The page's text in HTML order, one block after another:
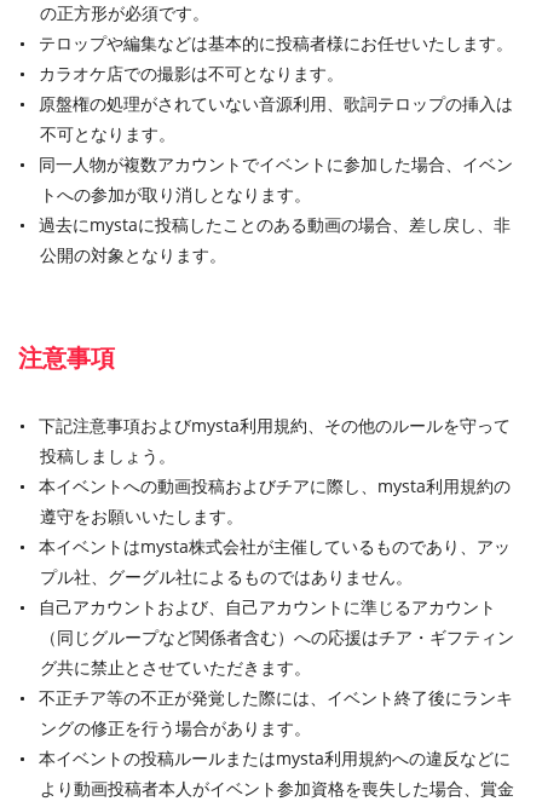
の正方形が必須です。
テロップや編集などは基本的に投稿者様にお任せいたします。
カラオケ店での撮影は不可となります。
原盤権の処理がされていない音源利用、歌詞テロップの挿入は
不可となります。
同一人物が複数アカウントでイベントに参加した場合、イベン
トへの参加が取り消しとなります。
過去にmystaに投稿したことのある動画の場合、差し戻し、非
公開の対象となります。
注意事項
下記注意事項およびmysta利用規約、その他のルールを守って
投稿しましょう。
本イベントへの動画投稿およびチアに際し、mysta利用規約の
遵守をお願いいたします。
本イベントはmysta株式会社が主催しているものであり、アッ
プル社、グーグル社によるものではありません。
自己アカウントおよび、自己アカウントに準じるアカウント
（同じグループなど関係者含む）への応援はチア・ギフティン
グ共に禁止とさせていただきます。
不正チア等の不正が発覚した際には、イベント終了後にランキ
ングの修正を行う場合があります。
本イベントの投稿ルールまたはmysta利用規約への違反などに
より動画投稿者本人がイベント参加資格を喪失した場合、賞金